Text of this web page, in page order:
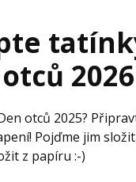
2026
otců 2025?
Pojďme jim
z papíru :-)